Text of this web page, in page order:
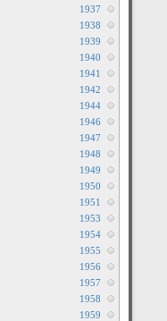
1937
1938
1939
1940
1941
1942
1944
1946
1947
1948
1949
1950
1951
1953
1954
1955
1956
1957
1958
1959